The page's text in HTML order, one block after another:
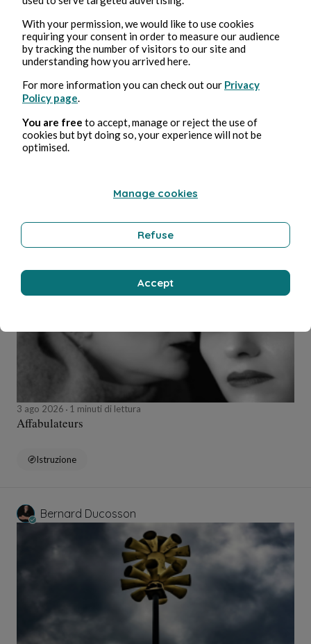
Bernard Ducosson
3 ago 2026minuti di lettura
3 ago 2026 1 minuti di lettura
Affabulateurs
Istruzione
Bernard Ducosson
With your permission, we would like to use cookies
requiring your consent in order to measure our audience
by tracking the number of visitors to our site and
understanding how you arrived here.
For more information you can check out our Privacy
Policy page
You are free to accept, manage or reject the use of
cookies but byt doing so, your experience will not be
optimised.
Manage cookies
Refuse
Accept